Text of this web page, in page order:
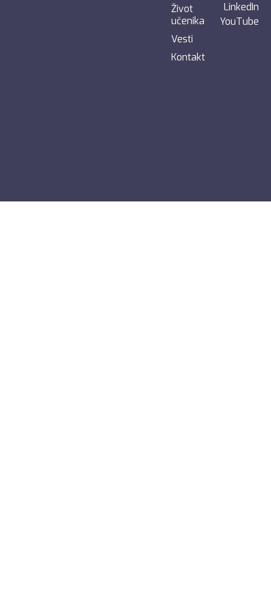
Život
učenika
Vesti
Kontakt
LinkedIn
YouTube